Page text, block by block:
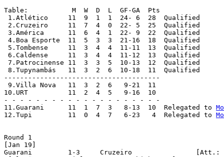
Table:		 M  W  D  L  GF-GA  Pts
1.Atlético	11  9  1  1  24- 6  28  Qualified
2.Cruzeiro	11  7  4  0  22- 5  25  Qualified
3.América	11  6  4  1  22- 9  22  Qualified
4.Boa Esporte	11  5  3  3  21-16  18  Qualified
5.Tombense	11  3  4  4  11-11  13  Qualified
6.Caldense	11  3  4  4  11-12  13  Qualified
7.Patrocinense	11  3  3  5  10-13  12  Qualified
8.Tupynambás	11  3  2  6  10-18  11  Qualified
---------------------------------------
9.Villa Nova	11  3  2  6   9-21  11
10.URT		11  2  4  5   9-16  10
- - - - - - - - - - - - - - - - - - - -
11.Guarani	11  1  7  3   8-13  10  Relegated to
12.Tupi		11  0  4  7   6-23   4  Relegated to
Round 1
[Jan 19]
Guarani		1-3	Cruzeiro		[Att.: 4,180]